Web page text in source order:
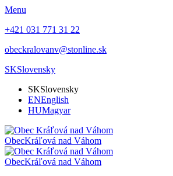
Menu
+421 031 771 31 22
obeckralovanv@stonline.sk
SKSlovensky
SKSlovensky
ENEnglish
HUMagyar
ObecKráľová nad Váhom
ObecKráľová nad Váhom